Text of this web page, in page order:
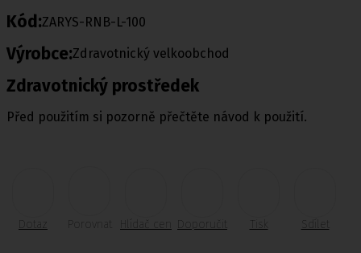
Kód:ZARYS-RNB-L-100
Výrobce:Zdravotnický velkoobchod
Zdravotnický prostředek
Před použitím si pozorně přečtěte návod k použití.
Dotaz Porovnat Doporučit Tisk Sdílet